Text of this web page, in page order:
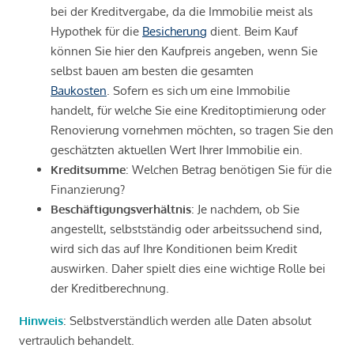
bei der Kreditvergabe, da die Immobilie meist als
Hypothek für die Besicherung dient. Beim Kauf
können Sie hier den Kaufpreis angeben, wenn Sie
selbst bauen am besten die gesamten
Baukosten . Sofern es sich um eine Immobilie
handelt, für welche Sie eine Kreditoptimierung oder
Renovierung vornehmen möchten, so tragen Sie den
geschätzten aktuellen Wert Ihrer Immobilie ein.
Kreditsumme: Welchen Betrag benötigen Sie für die
Finanzierung?
Beschäftigungsverhältnis: Je nachdem, ob Sie
angestellt, selbstständig oder arbeitssuchend sind,
wird sich das auf Ihre Konditionen beim Kredit
auswirken. Daher spielt dies eine wichtige Rolle bei
der Kreditberechnung.
Hinweis: Selbstverständlich werden alle Daten absolut
vertraulich behandelt.